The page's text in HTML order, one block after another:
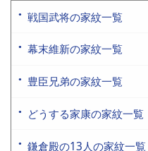
戦国武将の家紋一覧
幕末維新の家紋一覧
豊臣兄弟の家紋一覧
どうする家康の家紋一覧
鎌倉殿の13人の家紋一覧